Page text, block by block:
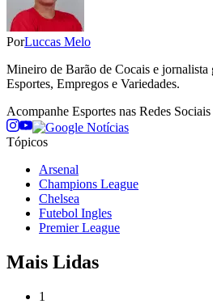
PorLuccas Melo
Mineiro de Barão de Cocais e
Esportes, Empregos e Variedades.
Acompanhe Esportes nas Redes Sociais
Tópicos
Arsenal
Champions League
Chelsea
Futebol Ingles
Premier League
Mais Lidas
1